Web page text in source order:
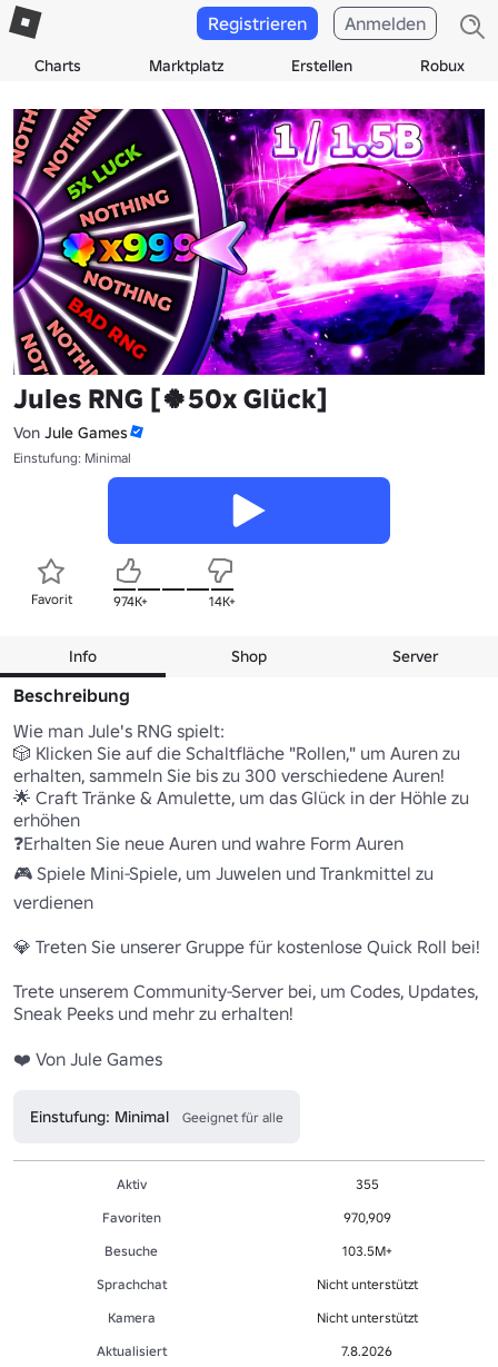
Charts Marktplatz Erstellen Robux
Registrieren Anmelden
Jules RNG [🍀50x Glück]
Von Jule Games
Einstufung: Minimal
Favorit 974K+ 14K+
Info Shop Server
Beschreibung
Wie man Jule's RNG spielt:
🎲 Klicken Sie auf die Schaltfläche "Rollen," um Auren zu
erhalten, sammeln Sie bis zu 300 verschiedene Auren!
🌟 Craft Tränke & Amulette, um das Glück in der Höhle zu
erhöhen
❓Erhalten Sie neue Auren und wahre Form Auren
🎮 Spiele Mini-Spiele, um Juwelen und Trankmittel zu
verdienen
💎 Treten Sie unserer Gruppe für kostenlose Quick Roll bei!
Trete unserem Community-Server bei, um Codes, Updates,
Sneak Peeks und mehr zu erhalten!
❤️ Von Jule Games
Einstufung: Minimal Geeignet für alle
Aktiv
355
Favoriten
970,909
Besuche
103.5M+
Sprachchat
Nicht unterstützt
Kamera
Nicht unterstützt
Aktualisiert
7.8.2026